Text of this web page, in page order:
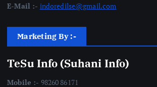
E-Mail :- indoredilse@gmail.com
Marketing By :-
TeSu Info (Suhani Info)
Mobile :- 98260 86171